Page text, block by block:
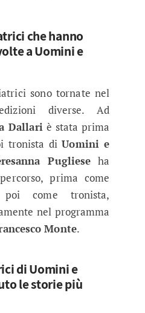
che hanno
a Uomini e
sono tornate nel
diverse. Ad
Dallariè stata prima
tronista diUomini e
Pugliese ha
prima come
come tronista,
nel programma
Monte.
di Uomini e
le storie più